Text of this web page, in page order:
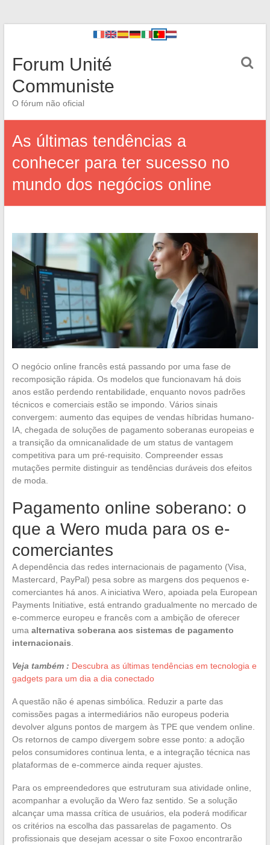
Forum Unité
Communiste
O fórum não oficial
As últimas tendências a
conhecer para ter sucesso no
mundo dos negócios online
O negócio online francês está passando por uma fase de
recomposição rápida. Os modelos que funcionavam há dois
anos estão perdendo rentabilidade, enquanto novos padrões
técnicos e comerciais estão se impondo. Vários sinais
convergem: aumento das equipes de vendas híbridas humano-
IA, chegada de soluções de pagamento soberanas europeias e
a transição da omnicanalidade de um status de vantagem
competitiva para um pré-requisito. Compreender essas
mutações permite distinguir as tendências duráveis dos efeitos
de moda.
Pagamento online soberano: o
que a Wero muda para os e-
comerciantes
A dependência das redes internacionais de pagamento (Visa,
Mastercard, PayPal) pesa sobre as margens dos pequenos e-
comerciantes há anos. A iniciativa Wero, apoiada pela European
Payments Initiative, está entrando gradualmente no mercado de
e-commerce europeu e francês com a ambição de oferecer
uma alternativa soberana aos sistemas de pagamento
internacionais
Veja também : Descubra as últimas tendências em tecnologia e
gadgets para um dia a dia conectado
A questão não é apenas simbólica. Reduzir a parte das
comissões pagas a intermediários não europeus poderia
devolver alguns pontos de margem às TPE que vendem online.
Os retornos de campo divergem sobre esse ponto: a adoção
pelos consumidores continua lenta, e a integração técnica nas
plataformas de e-commerce ainda requer ajustes.
Para os empreendedores que estruturam sua atividade online,
acompanhar a evolução da Wero faz sentido. Se a solução
alcançar uma massa crítica de usuários, ela poderá modificar
os critérios na escolha das passarelas de pagamento. Os
profissionais que desejam acessar o site Foxoo encontrarão